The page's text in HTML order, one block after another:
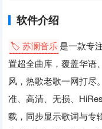
软件介绍
🏷️ 苏澜音乐是一款专
置超全曲库，覆盖华语
风，热歌老歌一网打尽
准、高清、无损、
载，同步显示歌词与专